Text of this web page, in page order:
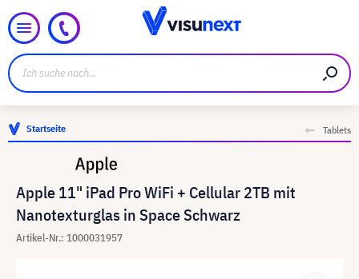
Startseite Tablets
Apple 11" iPad Pro WiFi + Cellular 2TB mit
Nanotexturglas in Space Schwarz
Artikel-Nr.: 1000031957